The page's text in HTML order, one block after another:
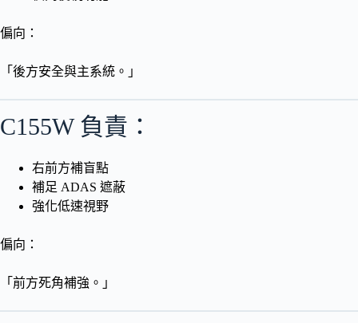
偏向：
「後方安全與主系統。」
C155W 負責：
右前方補盲點
補足 ADAS 遮蔽
強化低速視野
偏向：
「前方死角補強。」